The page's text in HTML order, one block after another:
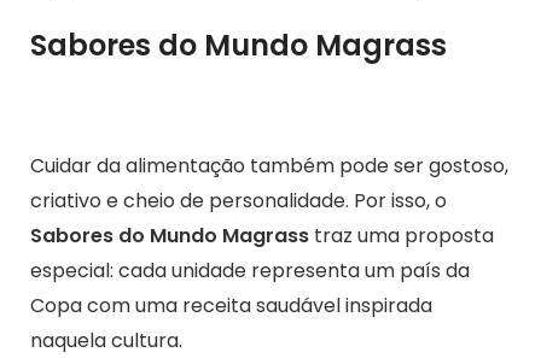
Sabores do Mundo Magrass
Cuidar da alimentação também pode ser gostoso,
criativo e cheio de personalidade. Por isso, o
Sabores do Mundo Magrass traz uma proposta
especial: cada unidade representa um país da
Copa com uma receita saudável inspirada
naquela cultura.